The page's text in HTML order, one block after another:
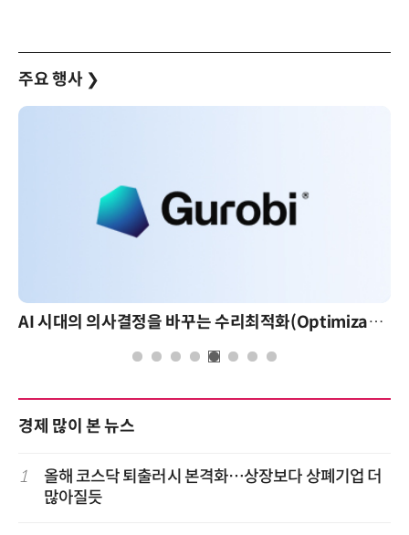
주요 행사 ❯
AI 시대의 의사결정을 바꾸는 수리최적화(Optimization): 실제 산업 적용 사례와 활용 전략
경제 많이 본 뉴스
1
올해 코스닥 퇴출러시 본격화…상장보다 상폐기업 더
많아질듯